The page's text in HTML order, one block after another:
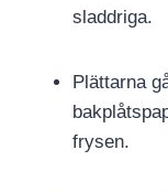
sladdriga.
Plättarna
frysen.